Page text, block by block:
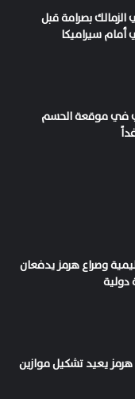
بصرامة قبل
سيراميكا
في موقعة الحسم
وصراع هرمز يدفعان
دولية
يعيد تشكيل موازين